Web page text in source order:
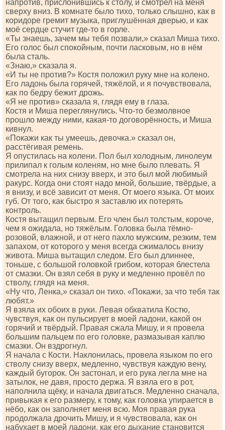
напротив, прислонившись к столу, и смотрел на меня
сверху вниз. В комнате было тихо, только слышно, как в
коридоре гремит музыка, приглушённая дверью, и как
моё сердце стучит где-то в горле.
«Ты знаешь, зачем мы тебя позвали,» сказал Миша тихо.
Его голос был спокойным, почти ласковым, но в нём
была сталь.
«Знаю,» сказала я.
«И ты не против?» Костя положил руку мне на колено.
Его ладонь была горячей, тяжёлой, и я почувствовала,
как по бедру бежит дрожь.
«Я не против» сказала я, глядя ему в глаза.
Костя и Миша переглянулись. Что-то безмолвное
прошло между ними, какая-то договорённость, и Миша
кивнул.
«Покажи как ты умеешь, девочка.» сказал он,
расстёгивая ремень.
Я опустилась на колени. Пол был холодным, линолеум
прилипал к голым коленям, но мне было плевать. Я
смотрела на них снизу вверх, и это был мой любимый
ракурс. Когда они стоят надо мной, большие, твёрдые, а
я внизу, и всё зависит от меня. От моего языка. От моих
губ. От того, как быстро я заставлю их потерять
контроль.
Костя вытащил первым. Его член был толстым, короче,
чем я ожидала, но тяжёлым. Головка была тёмно-
розовой, влажной, и от него пахло мужским, резким, тем
запахом, от которого у меня всегда сжималось внизу
живота. Миша вытащил следом. Его был длиннее,
тоньше, с большой головкой грибом, которая блестела
от смазки. Он взял себя в руку и медленно провёл по
стволу, глядя на меня.
«Ну что, Ленка,» сказал он тихо. «Покажи, за что тебя так
любят.»
Я взяла их обоих в руки. Левая обхватила Костю,
чувствуя, как он пульсирует в моей ладони, какой он
горячий и твёрдый. Правая сжала Мишу, и я провела
большим пальцем по его головке, размазывая каплю
смазки. Он вздрогнул.
Я начала с Кости. Наклонилась, провела языком по его
стволу снизу вверх, медленно, чувствуя каждую вену,
каждый бугорок. Он застонал, и его рука легла мне на
затылок, не давя, просто держа. Я взяла его в рот,
наполнила щёку, и начала двигаться. Медленно сначала,
привыкая к его размеру, к тому, как головка упирается в
нёбо, как он заполняет меня всю. Моя правая рука
продолжала дрочить Мишу, и я чувствовала, как он
набухает в моей ладони, как его дыхание становится